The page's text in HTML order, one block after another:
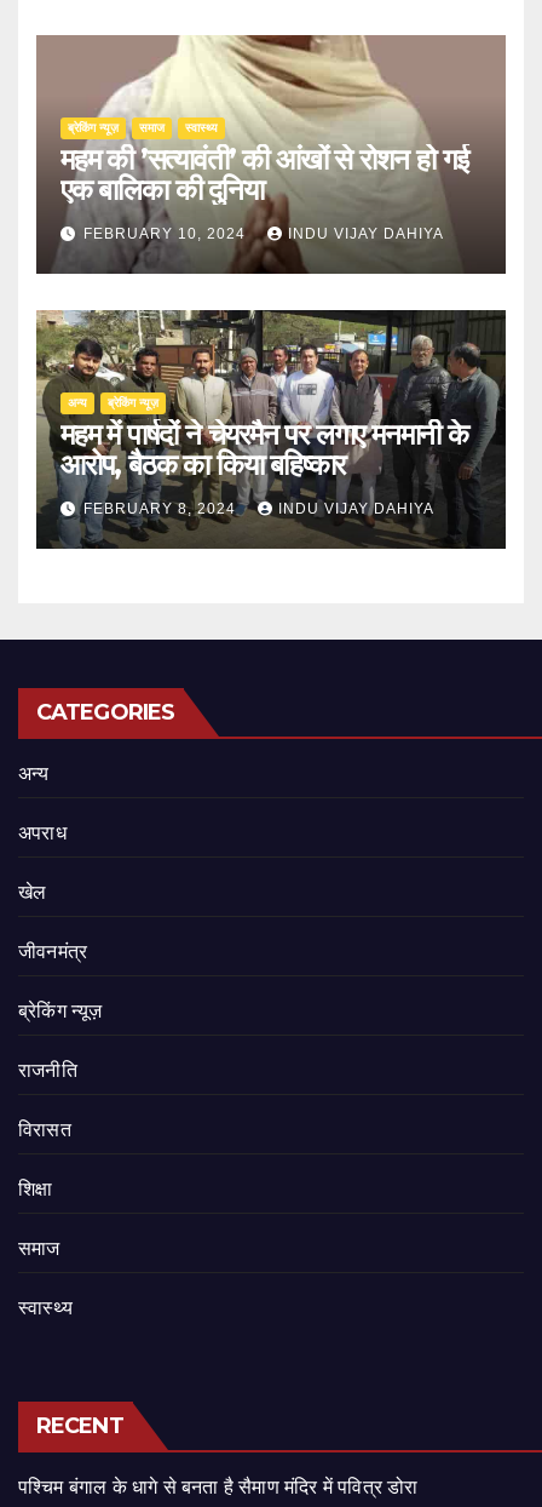
ब्रेकिंग न्यूज़ समाज स्वास्थ्य
महम की ’सत्यावंती’ की आंखों से रोशन हो गई
एक बालिका की दुनिया
FEBRUARY 10, 2024 INDU VIJAY DAHIYA
अन्य ब्रेकिंग न्यूज़
महम में पार्षदों ने चेयरमैन पर लगाए मनमानी के
आरोप, बैठक का किया बहिष्कार
FEBRUARY 8, 2024 INDU VIJAY DAHIYA
CATEGORIES
अन्य
अपराध
खेल
जीवनमंत्र
ब्रेकिंग न्यूज़
राजनीति
‍‍विरासत
शिक्षा
समाज
स्वास्थ्य
RECENT
पश्चिम बंगाल के धागे से बनता है सैमाण मंदिर में पवित्र डोरा